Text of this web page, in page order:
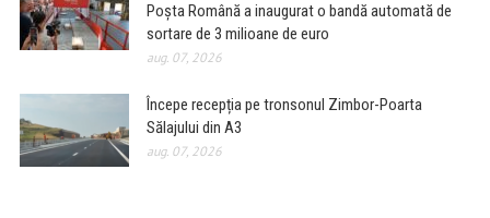
Poșta Română a inaugurat o bandă automată de
sortare de 3 milioane de euro
aug. 07, 2026
Începe recepția pe tronsonul Zimbor-Poarta
Sălajului din A3
aug. 07, 2026